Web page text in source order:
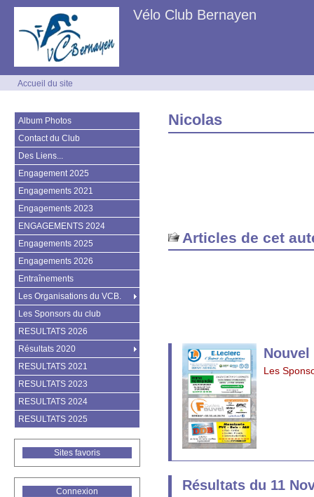
Vélo Club Bernayen
Accueil du site
Nicolas
Articles de cet
Nouvel
Les
Résultats du 11
Album Photos
Contact du Club
Des Liens...
Engagement 2025
Engagements 2021
Engagements 2023
ENGAGEMENTS 2024
Engagements 2025
Engagements 2026
Entraînements
Les Organisations du VCB.
Les Sponsors du club
RESULTATS 2026
Résultats 2020
RESULTATS 2021
RESULTATS 2023
RESULTATS 2024
RESULTATS 2025
Sites favoris
Connexion